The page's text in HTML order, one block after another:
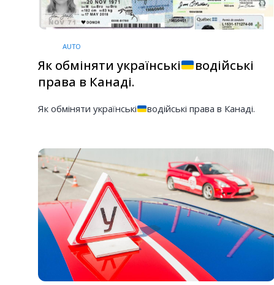
AUTO
Як обміняти українські
водійські
права в Канаді.
Як обміняти українські водійські права в Канаді.